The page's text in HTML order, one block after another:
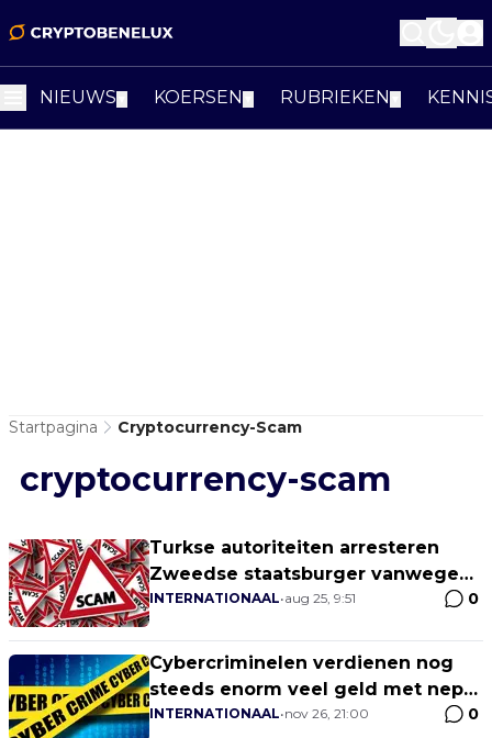
NIEUWS KOERSEN RUBRIEKEN
Startpagina Cryptocurrency-Scam
cryptocurrency-scam
Turkse autoriteiten arresteren
Zweedse staatsburger vanwege
zijn betrokkenheid bij
miljard
INTERNATIONAAL•aug 25, 9:51 0
Cybercriminelen verdienen nog
steeds enorm veel geld met nep-
weggeefacties via YouTube
INTERNATIONAAL•nov 26, 21:00 0